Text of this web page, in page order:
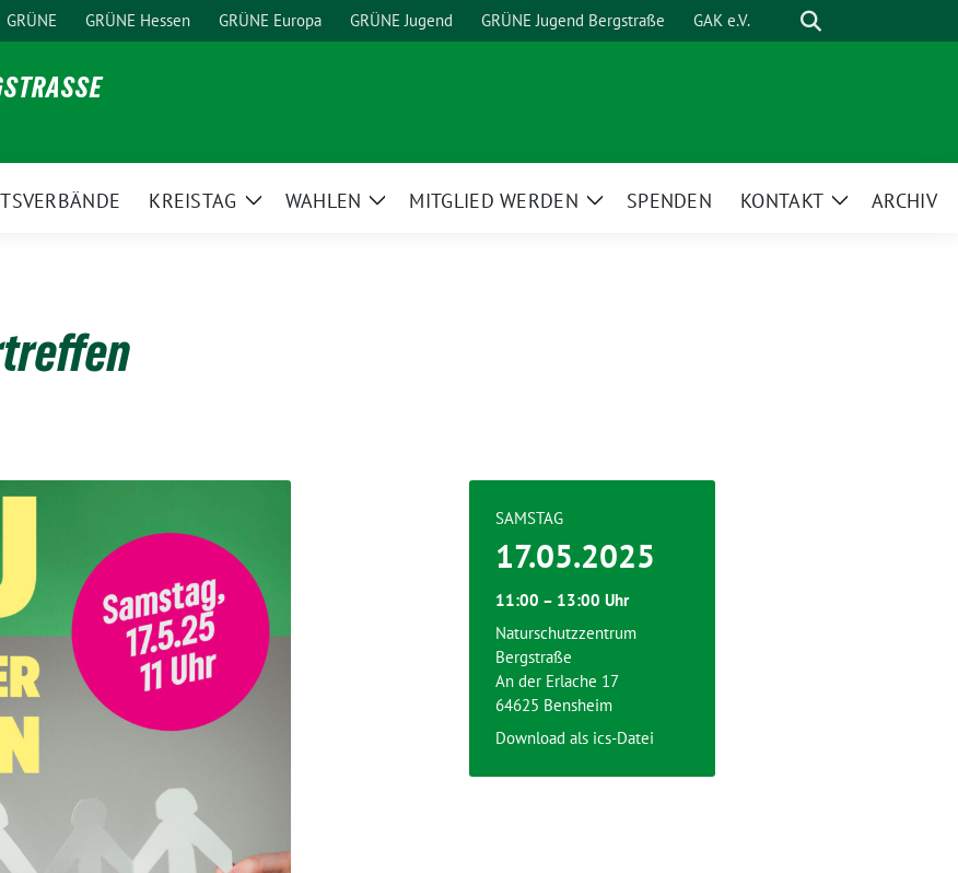
GRÜNE GRÜNE Hessen GRÜNE Europa GRÜNE Jugend GRÜNE Jugend Bergstraße GAK e.V. Suche
KREISTAG
ZeigeWAHLEN
ZeigeMITGLIED WERDEN
ZeigeSPENDEN KONTAKT
ZeigeARCHIV
SAMSTAG
17.05.2025
11:00 – 13:00 Uhr
Naturschutzzentrum
Bergstraße
An der Erlache 17
64625 Bensheim
Download als ics-Datei